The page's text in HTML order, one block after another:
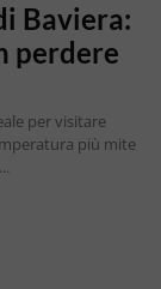
Baviera:
perdere
per visitare
più mite